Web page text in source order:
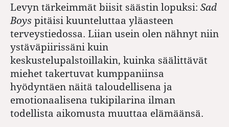
Levyn tärkeimmät biisit säästin lopuksi: Sad
Boys pitäisi kuunteluttaa yläasteen
terveystiedossa. Liian usein olen nähnyt niin
ystäväpiirissäni kuin
keskustelupalstoillakin, kuinka säälittävät
miehet takertuvat kumppaniinsa
hyödyntäen näitä taloudellisena ja
emotionaalisena tukipilarina ilman
todellista aikomusta muuttaa elämäänsä.